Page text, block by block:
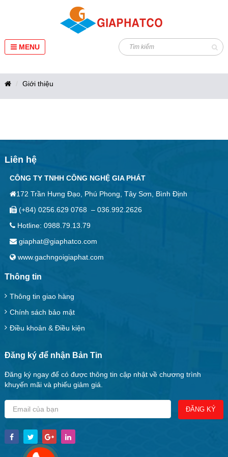
MENU
Giới thiệu
Liên hệ
CÔNG TY TNHH CÔNG NGHỆ GIA PHÁT
172 Trần Hưng Đạo, Phú Phong, Tây Sơn, Bình Định
(+84) 0256.629 0768 – 036.992.2626
Hotline: 0988.79.13.79
giaphat@giaphatco.com
www.gachngoigiaphat.com
Thông tin
Thông tin giao hàng
Chính sách bảo mật
Điều khoản & Điều kiện
Đăng ký để nhận Bản Tin
Đăng ký ngay để có được thông tin cập nhật về chương trình
khuyến mãi và phiếu giảm giá.
ĐĂNG KÝ